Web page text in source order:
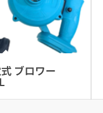
ブロワー